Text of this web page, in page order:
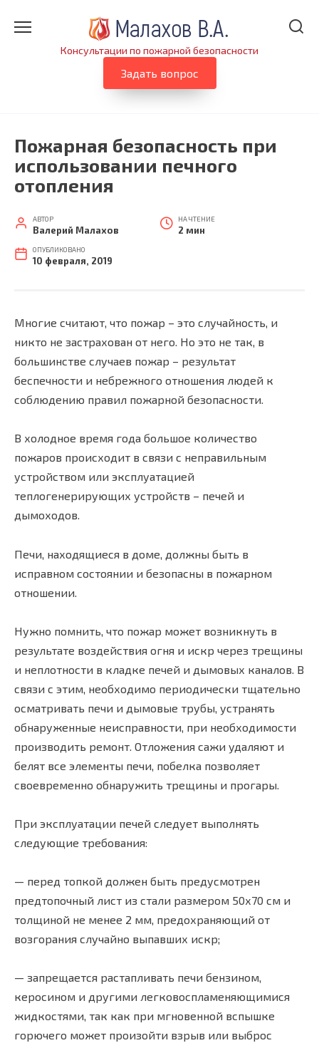
Консультации по пожарной безопасности
Задать вопрос
Пожарная безопасность при
использовании печного
отопления
АВТОР
Валерий Малахов
НА ЧТЕНИЕ
2 мин
ОПУБЛИКОВАНО
10 февраля, 2019
Многие считают, что пожар – это случайность, и
никто не застрахован от него. Но это не так, в
большинстве случаев пожар – результат
беспечности и небрежного отношения людей к
соблюдению правил пожарной безопасности.
В холодное время года большое количество
пожаров происходит в связи с неправильным
устройством или эксплуатацией
теплогенерирующих устройств – печей и
дымоходов.
Печи, находящиеся в доме, должны быть в
исправном состоянии и безопасны в пожарном
отношении.
Нужно помнить, что пожар может возникнуть в
результате воздействия огня и искр через трещины
и неплотности в кладке печей и дымовых каналов. В
связи с этим, необходимо периодически тщательно
осматривать печи и дымовые трубы, устранять
обнаруженные неисправности, при необходимости
производить ремонт. Отложения сажи удаляют и
белят все элементы печи, побелка позволяет
своевременно обнаружить трещины и прогары.
При эксплуатации печей следует выполнять
следующие требования:
— перед топкой должен быть предусмотрен
предтопочный лист из стали размером 50х70 см и
толщиной не менее 2 мм, предохраняющий от
возгорания случайно выпавших искр;
— запрещается растапливать печи бензином,
керосином и другими легковоспламеняющимися
жидкостями, так как при мгновенной вспышке
горючего может произойти взрыв или выброс